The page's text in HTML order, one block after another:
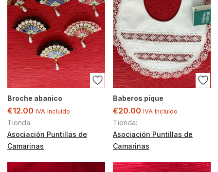
Broche abanico
€12.00 IVA Incluído
Tienda:
Asociación Puntillas de
Camarinas
Baberos pique
€20.00 IVA Incluído
Tienda:
Asociación Puntillas de
Camarinas